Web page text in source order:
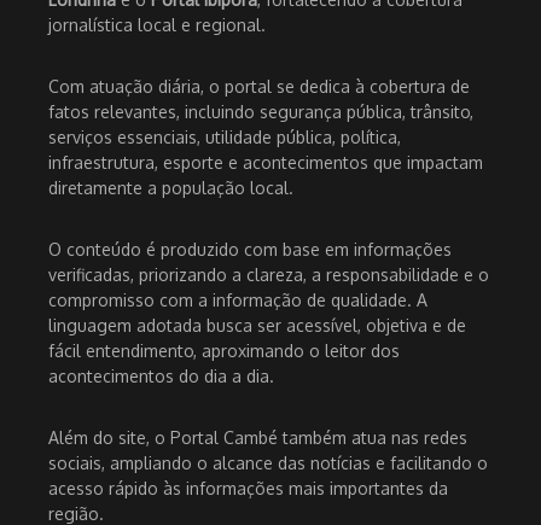
jornalística local e regional.
Com atuação diária, o portal se dedica à cobertura de
fatos relevantes, incluindo segurança pública, trânsito,
serviços essenciais, utilidade pública, política,
infraestrutura, esporte e acontecimentos que impactam
diretamente a população local.
O conteúdo é produzido com base em informações
verificadas, priorizando a clareza, a responsabilidade e o
compromisso com a informação de qualidade. A
linguagem adotada busca ser acessível, objetiva e de
fácil entendimento, aproximando o leitor dos
acontecimentos do dia a dia.
Além do site, o Portal Cambé também atua nas redes
sociais, ampliando o alcance das notícias e facilitando o
acesso rápido às informações mais importantes da
região.